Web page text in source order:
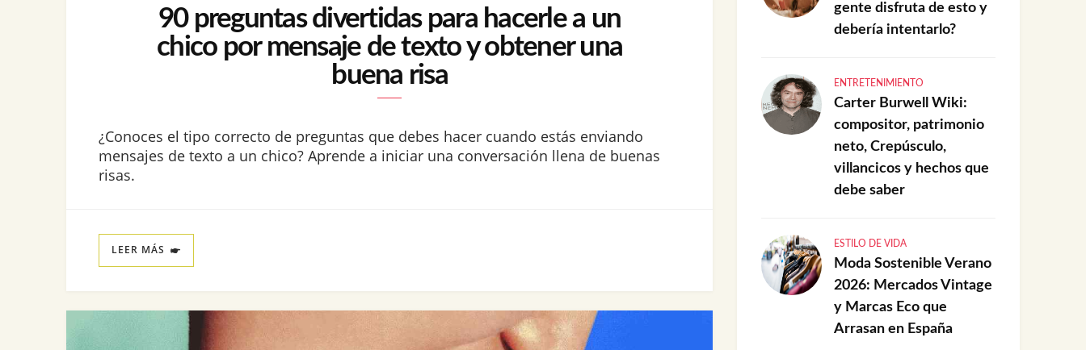
90 preguntas divertidas para hacerle a un
chico por mensaje de texto y obtener una
buena risa
¿Conoces el tipo correcto de preguntas que debes hacer cuando estás enviando
mensajes de texto a un chico? Aprende a iniciar una conversación llena de buenas
risas.
LEER MÁS
gente disfruta de esto y
debería intentarlo?
ENTRETENIMIENTO
Carter Burwell Wiki:
compositor, patrimonio
neto, Crepúsculo,
villancicos y hechos que
debe saber
ESTILO DE VIDA
Moda Sostenible Verano
2026: Mercados Vintage
y Marcas Eco que
Arrasan en España